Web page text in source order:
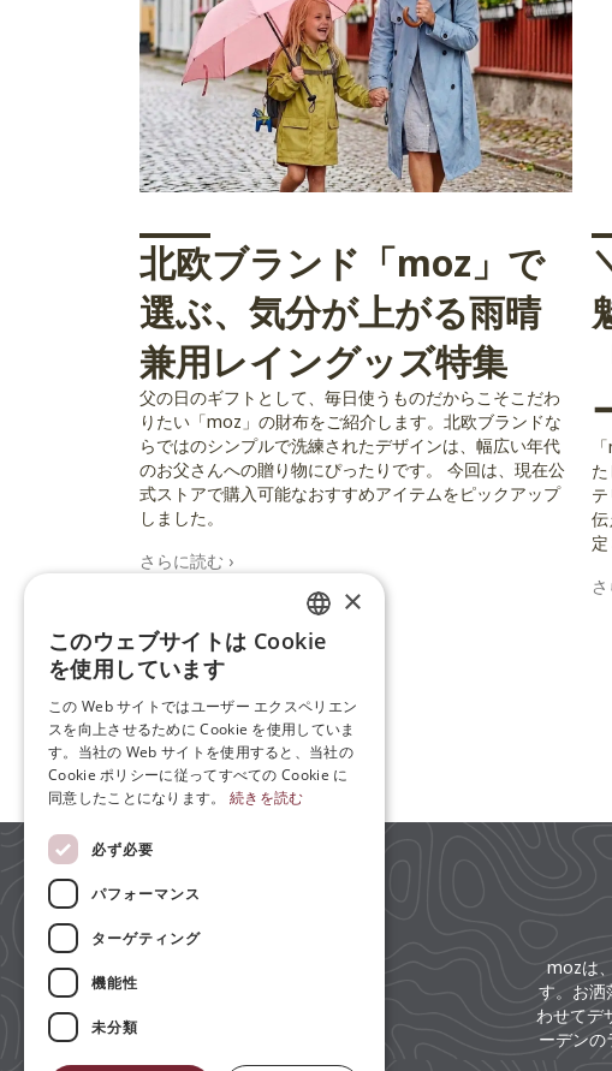
北欧ブランド「moz」で
選ぶ、気分が上がる雨晴
兼用レイングッズ特集
父の日のギフトとして、毎日使うものだからこそこだわ
りたい「moz」の財布をご紹介します。北欧ブランドな
らではのシンプルで洗練されたデザインは、幅広い年代
のお父さんへの贈り物にぴったりです。 今回は、現在公
式ストアで購入可能なおすすめアイテムをピックアップ
しました。
さらに読む
mozは
す。お洒
わせてデ
ーデンの
ENGLISH
ZH
×
このウェブサイトは Cookie
を使用しています
この Web サイトではユーザー エクスペリエン
スを向上させるために Cookie を使用していま
す。当社の Web サイトを使用すると、当社の
Cookie ポリシーに従ってすべての Cookie に
同意したことになります。
続きを読む
必ず必要
パフォーマンス
ターゲティング
機能性
未分類